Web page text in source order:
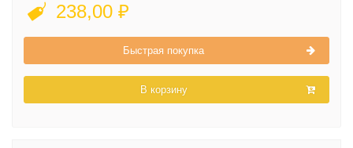
238,00 ₽
Быстрая покупка
В корзину